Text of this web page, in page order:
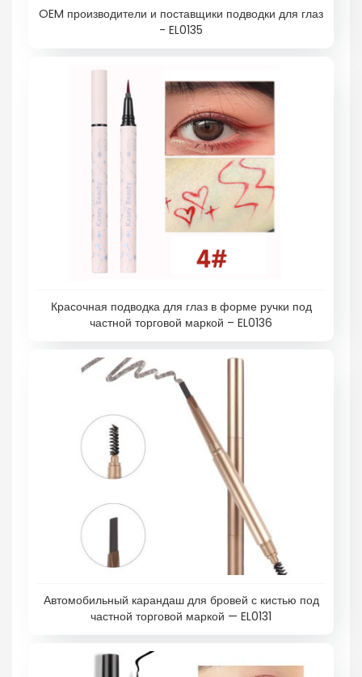
OEM производители и поставщики подводки для глаз
- EL0135
Красочная подводка для глаз в форме ручки под
частной торговой маркой – EL0136
Автомобильный карандаш для бровей с кистью под
частной торговой маркой — EL0131